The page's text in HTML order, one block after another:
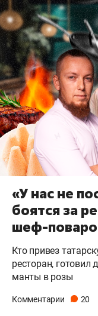
«У нас не
боятся за
шеф-
Кто привез
ресторан, готовил
манты в розы
Комментарии 20